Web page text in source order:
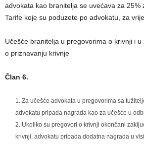
advokata kao branitelja se uvećava za 25%
Tarife koje su poduzete po advokatu, za
Učešće branitelja u pregovorima o krivnji i
o priznavanju krivnje
Član 6.
Za učešće advokata u pregovorima sa
advokatu pripada nagrada kao za učešće u
Ukoliko su pregovori o krivnji okončani
krivnji, advokatu pripada dodatna nagrada u